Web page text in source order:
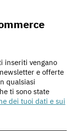
inseriti vengano
e offerte
qualsiasi
ti sono state
dei tuoi dati e sui